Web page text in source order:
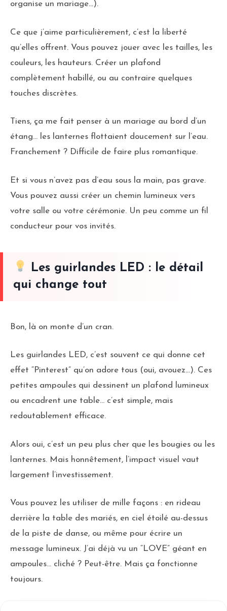
organise un mariage…).
Ce que j’aime particulièrement, c’est la liberté
qu’elles offrent. Vous pouvez jouer avec les tailles, les
couleurs, les hauteurs. Créer un plafond
complètement habillé, ou au contraire quelques
touches discrètes.
Tiens, ça me fait penser à un mariage au bord d’un
étang… les lanternes flottaient doucement sur l’eau.
Franchement ? Difficile de faire plus romantique.
Et si vous n’avez pas d’eau sous la main, pas grave.
Vous pouvez aussi créer un chemin lumineux vers
votre salle ou votre cérémonie. Un peu comme un fil
conducteur pour vos invités.
Les guirlandes LED : le détail
qui change tout
Bon, là on monte d’un cran.
Les guirlandes LED, c’est souvent ce qui donne cet
effet “Pinterest” qu’on adore tous (oui, avouez…). Ces
petites ampoules qui dessinent un plafond lumineux
ou encadrent une table… c’est simple, mais
redoutablement efficace.
Alors oui, c’est un peu plus cher que les bougies ou les
lanternes. Mais honnêtement, l’impact visuel vaut
largement l’investissement.
Vous pouvez les utiliser de mille façons : en rideau
derrière la table des mariés, en ciel étoilé au-dessus
de la piste de danse, ou même pour écrire un
message lumineux. J’ai déjà vu un “LOVE” géant en
ampoules… cliché ? Peut-être. Mais ça fonctionne
toujours.